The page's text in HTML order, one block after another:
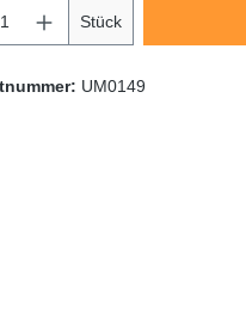
Anzahl: Gib
Stück
UM0149